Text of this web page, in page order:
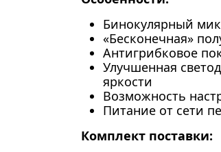
Бинокулярный
«Бесконечная»
Антигрибковое
Улучшенная
яркости
Возможность
Питание от сети
Комплект поставки: